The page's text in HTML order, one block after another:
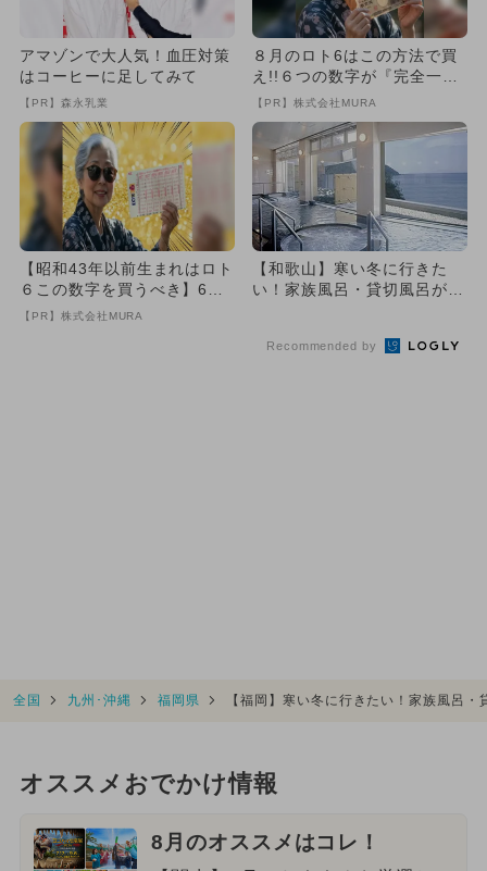
アマゾンで大人気！血圧対策
はコーヒーに足してみて
【PR】森永乳業
８月のロト6はこの方法で買
え!!６つの数字が『完全一
致』する方法
【PR】株式会社MURA
【昭和43年以前生まれはロト
６この数字を買うべき】6つ
の数字が「完全一致」する
【PR】株式会社MURA
【和歌山】寒い冬に行きた
い！家族風呂・貸切風呂があ
Recommended by
全国 九州･沖縄 福岡県 【福岡】寒い冬に行きたい！家族風呂
オススメおでかけ情報
8月のオススメはコレ！